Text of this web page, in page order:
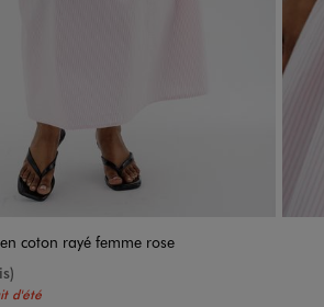
coton rayé femme rose
d'été